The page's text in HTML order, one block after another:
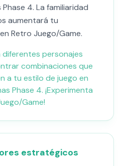
4. La familiaridad
aumentará tu
Retro Juego/Game.
diferentes personajes
combinaciones que
a tu estilo de juego en
Phase 4. ¡Experimenta
Game!
estratégicos